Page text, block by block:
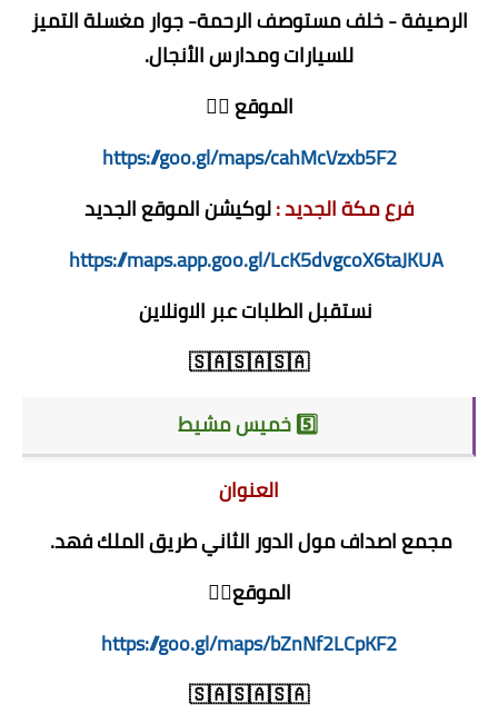
الرصيفة - خلف مستوصف الرحمة- جوار مغسلة التميز
للسيارات ومدارس الأنجال.
الموقع 👇🏻
https://goo.gl/maps/cahMcVzxb5F2
فرع مكة الجديد :لوكيشن الموقع الجديد
https://maps.app.goo.gl/LcK5dvgcoX6taJKUA
نستقبل الطلبات عبر الاونلاين
🇸🇦🇸🇦🇸🇦
5️⃣ خميس مشيط
العنوان
مجمع اصداف مول الدور الثاني طريق الملك فهد.
الموقع👇🏻
https://goo.gl/maps/bZnNf2LCpKF2
🇸🇦🇸🇦🇸🇦